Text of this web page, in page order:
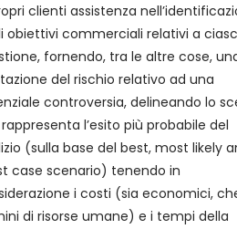
clienti assistenza
obiettivi commerciali relativi a
fornendo, tra le altre cose,
del rischio relativo ad una
controversia, delineando lo
l’esito più probabile del
(sulla base del best, most likely
case scenario) tenendo in
i costi (sia economici,
di risorse umane) e i tempi della
centrali per la gestione
document retention, comunicazioni
e con il cliente finale.
Roberto è esperto nella conduzione di
interne per i propri clienti
responsabilità del datore di lavoro per
dei propri dipendenti ai
213/2001, il rispetto delle leggi sul
e la tutela della proprietà
Ph.D. in Private Comparative Law,